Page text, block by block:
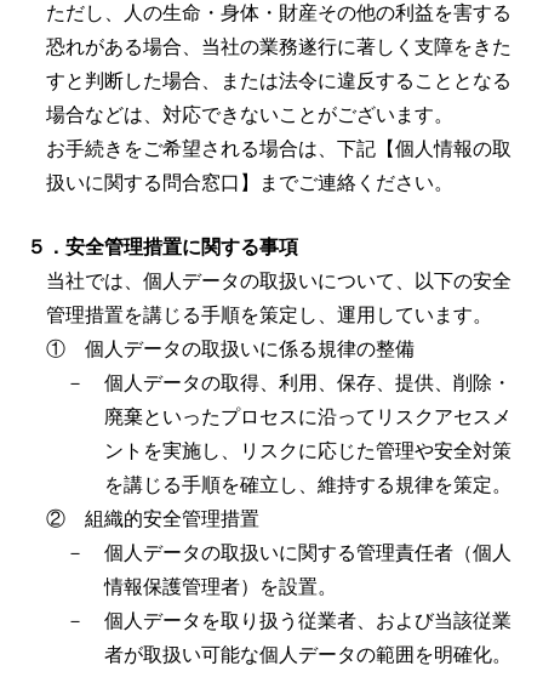
ただし、人の生命・身体・財産その他の利益を害する
恐れがある場合、当社の業務遂行に著しく支障をきた
すと判断した場合、または法令に違反することとなる
場合などは、対応できないことがございます。
お手続きをご希望される場合は、下記【個人情報の取
扱いに関する問合窓口】までご連絡ください。
５．安全管理措置に関する事項
当社では、個人データの取扱いについて、以下の安全
管理措置を講じる手順を策定し、運用しています。
① 個人データの取扱いに係る規律の整備
－ 個人データの取得、利用、保存、提供、削除・
廃棄といったプロセスに沿ってリスクアセスメ
ントを実施し、リスクに応じた管理や安全対策
を講じる手順を確立し、維持する規律を策定。
② 組織的安全管理措置
－ 個人データの取扱いに関する管理責任者（個人
情報保護管理者）を設置。
－ 個人データを取り扱う従業者、および当該従業
者が取扱い可能な個人データの範囲を明確化。